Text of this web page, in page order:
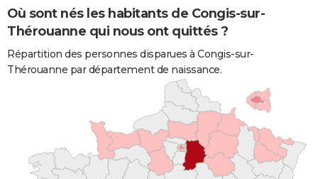
Où sont nés les habitants de Congis-sur-
Thérouanne qui nous ont quittés ?
Répartition des personnes disparues à Congis-sur-
Thérouanne par département de naissance.